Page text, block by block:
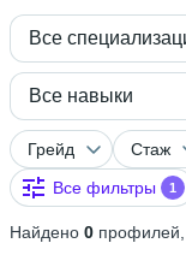
Все
Все навыки
Грейд Стаж
Все фильтры
1
Найдено 0